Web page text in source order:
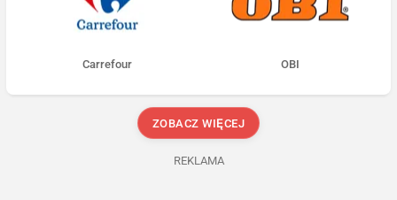
Carrefour OBI
ZOBACZ WIĘCEJ
REKLAMA